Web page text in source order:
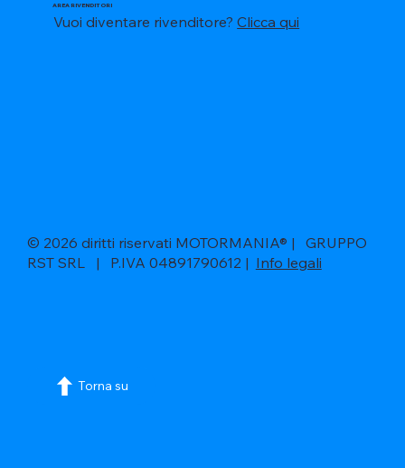
AREA RIVENDITORI
Vuoi diventare rivenditore?Clicca qui
© 2026 diritti riservati MOTORMANIA® | GRUPPO
RST SRL | P.IVA 04891790612 | Info legali
Torna su